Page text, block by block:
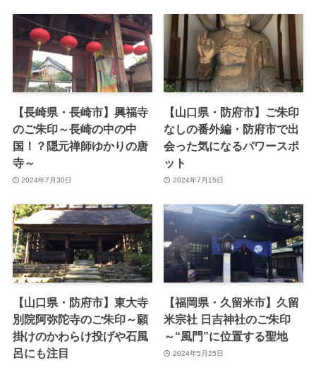
【長崎県・長崎市】興福寺
のご朱印～長崎の中の中
国！？隠元禅師ゆかりの唐
寺～
2024年7月30日
【山口県・防府市】ご朱印
なしの番外編・防府市で出
会った気になるパワースポ
ット
2024年7月15日
【山口県・防府市】東大寺
別院阿弥陀寺のご朱印～願
掛けのかわらけ投げや石風
呂にも注目
【福岡県・久留米市】久留
米宗社 日吉神社のご朱印
～“風門”に位置する聖地
2024年5月25日